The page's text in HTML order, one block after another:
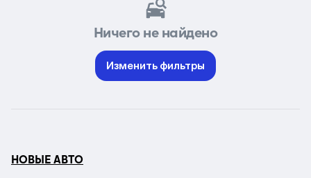
Ничего не найдено
Изменить фильтры
НОВЫЕ АВТО